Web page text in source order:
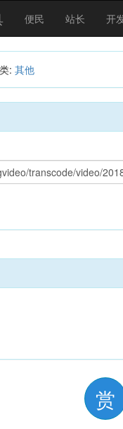
便民 站长 开
: 其他
赏